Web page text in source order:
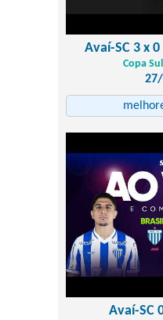
Avaí-SC 3 x
Copa
Avaí-SC